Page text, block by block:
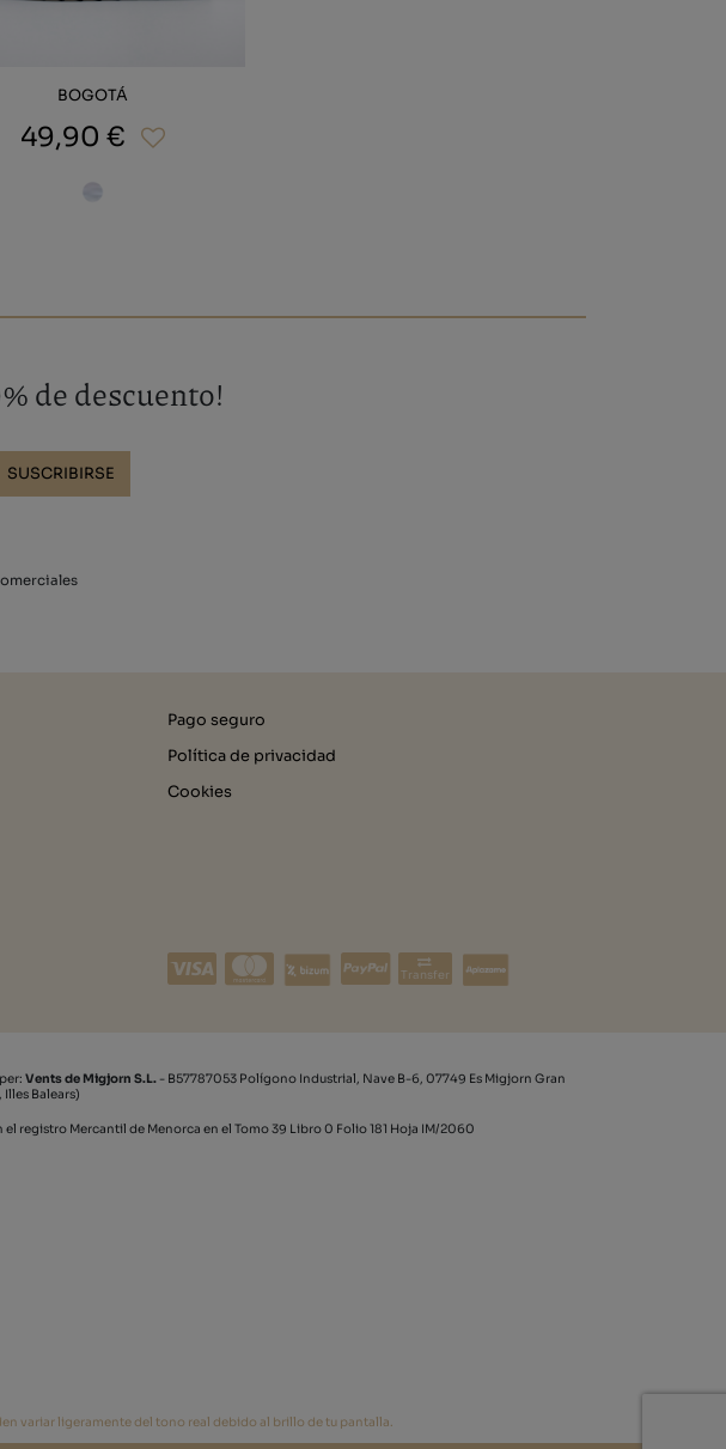
BOGOTÁ
49,90 €
de descuento!
SUSCRIBIRSE
Pago seguro
Política de privacidad
Cookies
Transfer
Vents de Migjorn S.L. - B57787053 Polígono Industrial, Nave B-6, 07749 Es Migjorn Gran
Balears)
el registro Mercantil de Menorca en el Tomo 39 Libro 0 Folio 181 Hoja IM/2060
variar ligeramente del tono real debido al brillo de tu pantalla.